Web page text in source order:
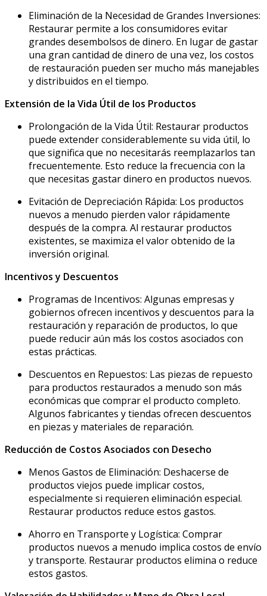
Eliminación de la Necesidad de Grandes Inversiones:
Restaurar permite a los consumidores evitar
grandes desembolsos de dinero. En lugar de gastar
una gran cantidad de dinero de una vez, los costos
de restauración pueden ser mucho más manejables
y distribuidos en el tiempo.
Extensión de la Vida Útil de los Productos
Prolongación de la Vida Útil: Restaurar productos
puede extender considerablemente su vida útil, lo
que significa que no necesitarás reemplazarlos tan
frecuentemente. Esto reduce la frecuencia con la
que necesitas gastar dinero en productos nuevos.
Evitación de Depreciación Rápida: Los productos
nuevos a menudo pierden valor rápidamente
después de la compra. Al restaurar productos
existentes, se maximiza el valor obtenido de la
inversión original.
Incentivos y Descuentos
Programas de Incentivos: Algunas empresas y
gobiernos ofrecen incentivos y descuentos para la
restauración y reparación de productos, lo que
puede reducir aún más los costos asociados con
estas prácticas.
Descuentos en Repuestos: Las piezas de repuesto
para productos restaurados a menudo son más
económicas que comprar el producto completo.
Algunos fabricantes y tiendas ofrecen descuentos
en piezas y materiales de reparación.
Reducción de Costos Asociados con Desecho
Menos Gastos de Eliminación: Deshacerse de
productos viejos puede implicar costos,
especialmente si requieren eliminación especial.
Restaurar productos reduce estos gastos.
Ahorro en Transporte y Logística: Comprar
productos nuevos a menudo implica costos de envío
y transporte. Restaurar productos elimina o reduce
estos gastos.